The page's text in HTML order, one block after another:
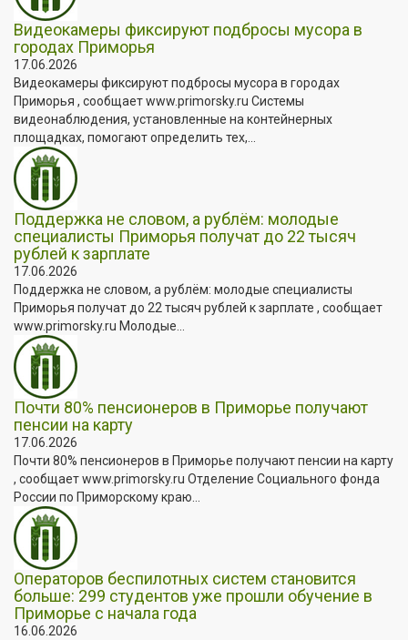
Видеокамеры фиксируют подбросы мусора в
городах Приморья
17.06.2026
Видеокамеры фиксируют подбросы мусора в городах
Приморья , сообщает www.primorsky.ru Системы
видеонаблюдения, установленные на контейнерных
площадках, помогают определить тех,...
Поддержка не словом, а рублём: молодые
специалисты Приморья получат до 22 тысяч
рублей к зарплате
17.06.2026
Поддержка не словом, а рублём: молодые специалисты
Приморья получат до 22 тысяч рублей к зарплате , сообщает
www.primorsky.ru Молодые...
Почти 80% пенсионеров в Приморье получают
пенсии на карту
17.06.2026
Почти 80% пенсионеров в Приморье получают пенсии на карту
, сообщает www.primorsky.ru Отделение Социального фонда
России по Приморскому краю...
Операторов беспилотных систем становится
больше: 299 студентов уже прошли обучение в
Приморье с начала года
16.06.2026